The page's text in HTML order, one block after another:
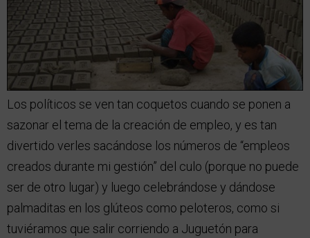
Los políticos se ven tan coquetos cuando se ponen a
sazonar el tema de la creación de empleo, y es tan
divertido verles sacándose los números de “empleos
creados durante mi gestión” del culo (porque no puede
ser de otro lugar) y luego celebrándose y dándose
palmaditas en los glúteos como peloteros, como si
tuviéramos que salir corriendo a Juguetón para